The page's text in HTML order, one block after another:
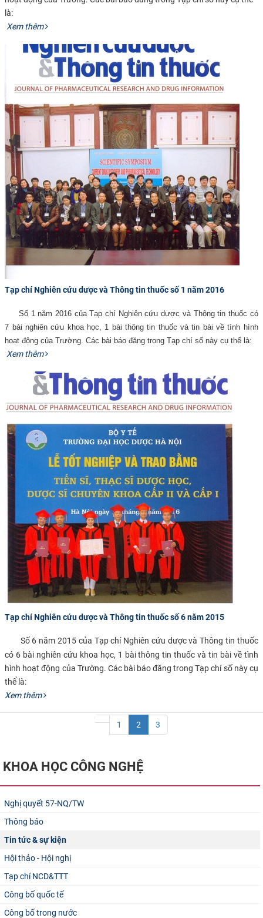
là:​
Xem thêm
Tạp chí Nghiên cứu dược và Thông tin thuốc số 1 năm 2016
Số 1 năm 2016 của Tạp chí Nghiên cứu dược và Thông tin thuốc có
7 bài nghiên cứu khoa học, 1 bài thông tin thuốc và tin bài về tình hình
hoạt động của Trường. Các bài báo đăng trong Tạp chí số này cụ thể là:​
Xem thêm
Tạp chí Nghiên cứu dược và Thông tin thuốc số 6 năm 2015
Số 6 năm 2015 của Tạp chí Nghiên cứu dược và Thông tin thuốc
có 6 bài nghiên cứu khoa học, 1 bài thông tin thuốc và tin bài về tình
hình hoạt động của Trường. Các bài báo đăng trong Tạp chí số này cụ
thể là: ​
Xem thêm
1 2 3
KHOA HỌC CÔNG NGHỆ
Nghị quyết 57-NQ/TW
Thông báo
Tin tức & sự kiện
Hội thảo - Hội nghị
Tạp chí NCD&TTT
Công bố quốc tế
Công bố trong nước